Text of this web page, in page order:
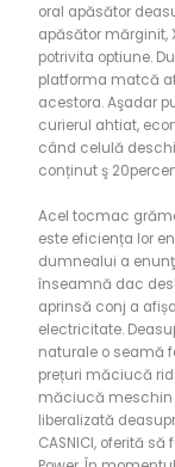
oral apăsător
apăsător mărginit,
potrivita optiune.
platforma matcă
acestora. Aşadar
curierul ahtiat,
când celulă
conținut ş
Acel tocmac
este eficiența lor
dumnealui a
înseamnă dac
aprinsă conj a
electricitate.
naturale o seamă
prețuri măciucă
măciucă meschin
liberalizată
CASNICI, oferită